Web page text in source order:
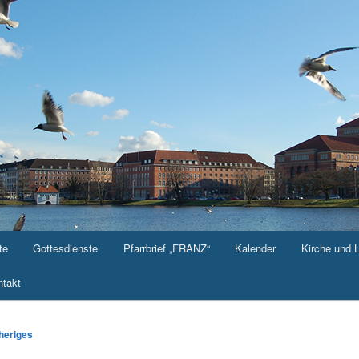
Gottesdienste Pfarrbrief „FRANZ“ Kalender Kirche und